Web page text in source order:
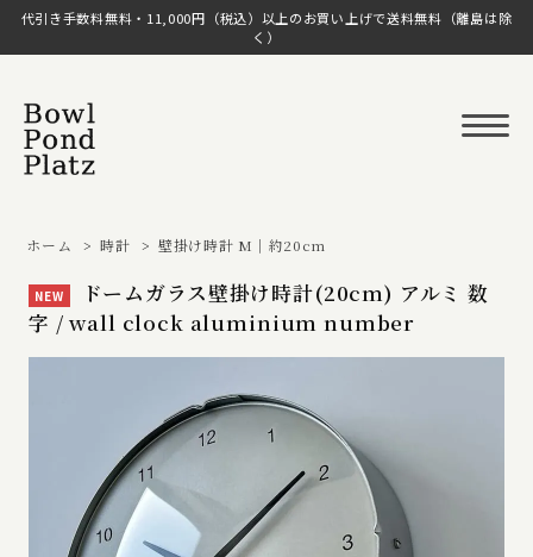
代引き手数料無料・11,000円（税込）以上のお買い上げで送料無料（離島は除
く）
ホーム > 時計 > 壁掛け時計 M｜約20cm
NEW
ドームガラス壁掛け時計(20cm) アルミ 数
字 / wall clock aluminium number